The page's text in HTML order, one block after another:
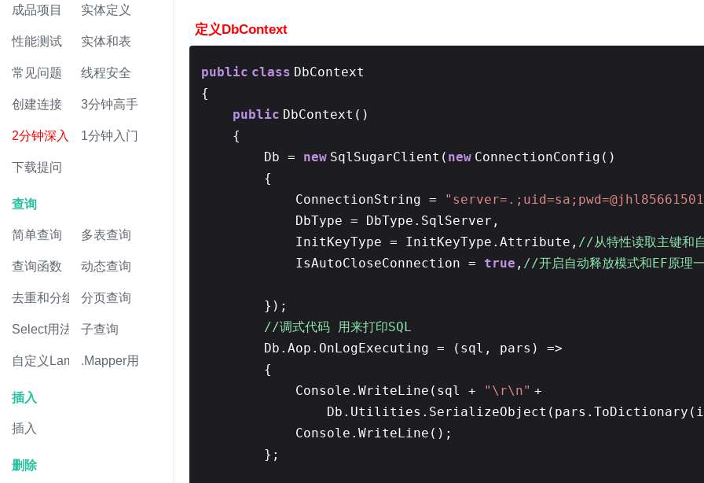
成品项目 实体定义
性能测试 实体和表
常见问题 线程安全
创建连接 3分钟高手
2分钟深入 1分钟入门
下载提问
查询
简单查询 多表查询
查询函数 动态查询
去重和分组 分页查询
Select用法 子查询
自定义Lambda.Mapper用法
插入
插入
删除
定义DbContext
public class DbContext
{
public DbContext()
{
Db = new SqlSugarClient( new ConnectionConfig()
{
ConnectionString =
DbType = DbType.SqlServer,
InitKeyType = InitKeyType.Attribute, //从特性读取主键和
IsAutoCloseConnection = true , //开启自动释放模式和EF原理
});
//调式代码 用来打印SQL
Db.Aop.OnLogExecuting = (sql, pars) =>
{
Console.WriteLine(sql +
"\r\n" +
Console.WriteLine();
};